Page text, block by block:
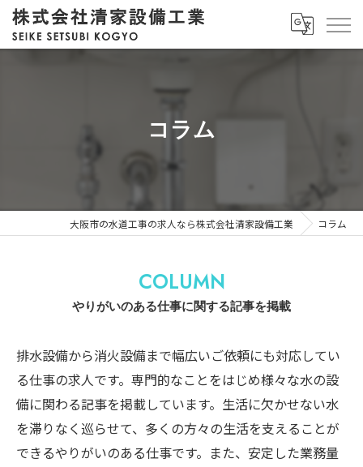
コラム
大阪市の水道工事の求人なら株式会社清家設備工業 コラム
COLUMN
やりがいのある仕事に関する記事を掲載
排水設備から消火設備まで幅広いご依頼にも対応してい
る仕事の求人です。専門的なことをはじめ様々な水の設
備に関わる記事を掲載しています。生活に欠かせない水
を滞りなく巡らせて、多くの方々の生活を支えることが
できるやりがいのある仕事です。また、安定した業務量